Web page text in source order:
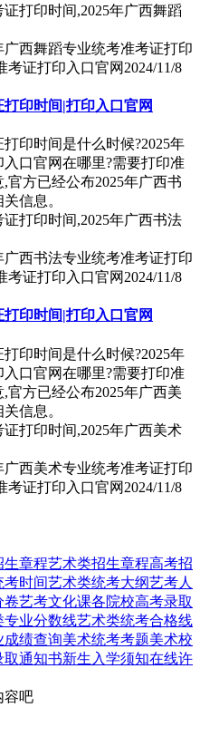
广西舞蹈专业统考准考证打印
考证打印入口官网 2024/11/8
印时间|打印入口官网
印时间是什么时候?2025年
口官网在哪里?需要打印准
官方已经公布2025年广西书
信息。
广西书法专业统考准考证打印
考证打印入口官网 2024/11/8
印时间|打印入口官网
印时间是什么时候?2025年
口官网在哪里?需要打印准
官方已经公布2025年广西美
信息。
广西美术专业统考准考证打印
考证打印入口官网 2024/11/8
生章程艺术类招生章程高考招
考时间艺术类统考大纲艺考人
卷艺考文化课各院校高考录取
专业分数线艺术类统考合格线
成绩查询美术统考考题美术校
取通知书新生入学须知在线许
容吧